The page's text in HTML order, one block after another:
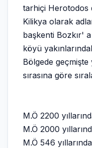
tarhiçi Herotodos
Kilikya olarak
başkenti Bozkır'
köyü
Bölgede
sırasına göre
M.Ö 2200
M.Ö 2000
M.Ö 546